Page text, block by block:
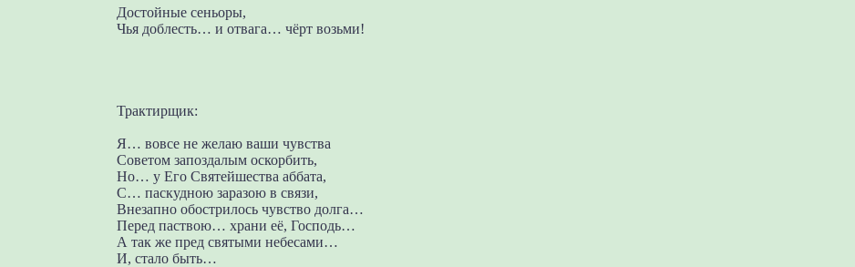
Достойные сеньоры,
Чья доблесть… и отвага… чёрт возьми!
Трактирщик:
Я… вовсе не желаю ваши чувства
Советом запоздалым оскорбить,
Но… у Его Святейшества аббата,
С… паскудною заразою в связи,
Внезапно обострилось чувство долга…
Перед паствою… храни её, Господь…
А так же пред святыми небесами…
И, стало быть…